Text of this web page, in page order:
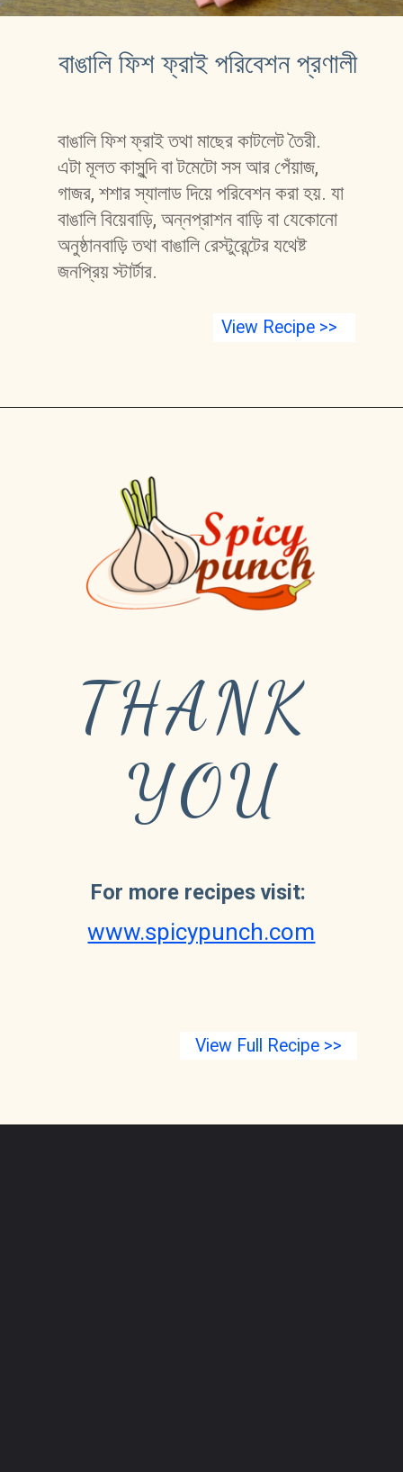
বাঙালি ফিশ ফ্রাই পরিবেশন প্রণালী
বাঙালি ফিশ ফ্রাই তথা মাছের কাটলেট তৈরী.
এটা মূলত কাসুন্দি বা টমেটো সস আর পেঁয়াজ,
গাজর, শশার স্যালাড দিয়ে পরিবেশন করা হয়. যা
বাঙালি বিয়েবাড়ি, অন্নপ্রাশন বাড়ি বা যেকোনো
অনুষ্ঠানবাড়ি তথা বাঙালি রেস্টুরেন্টের যথেষ্ট
জনপ্রিয় স্টার্টার.
View Recipe >>
THANK
YOU
For more recipes visit:
www.spicypunch.com
View Full Recipe >>